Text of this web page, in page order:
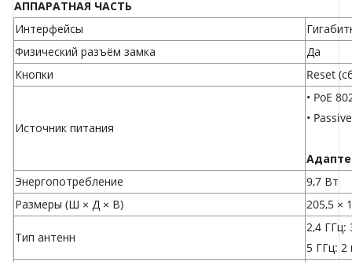
АППАРАТНАЯ ЧАСТЬ
Интерфейсы
Физический разъём замка
Да
Кнопки
Reset
Источник питания
• PoE
•
Энергопотребление
9,7 Вт
Размеры (Ш × Д × В)
205,5 ×
Тип антенн
2,4 ГГц:
5 ГГц: 2